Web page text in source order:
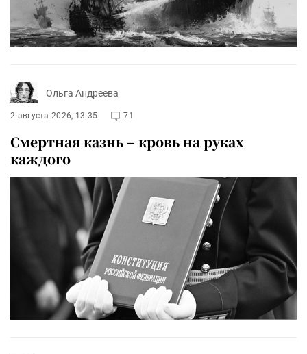
Ольга Андреева
2 августа 2026, 13:35 71
Смертная казнь – кровь на руках
каждого